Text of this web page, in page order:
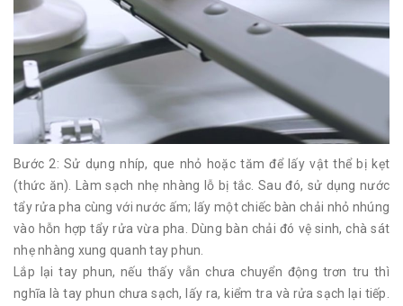
Bước 2: Sử dụng nhíp, que nhỏ hoặc tăm để lấy vật thể bị kẹt
(thức ăn). Làm sạch nhẹ nhàng lỗ bị tắc. Sau đó, sử dụng nước
tẩy rửa pha cùng với nước ấm; lấy một chiếc bàn chải nhỏ nhúng
vào hỗn hợp tẩy rửa vừa pha. Dùng bàn chải đó vệ sinh, chà sát
nhẹ nhàng xung quanh tay phun.
Lắp lại tay phun, nếu thấy vẫn chưa chuyển động trơn tru thì
nghĩa là tay phun chưa sạch, lấy ra, kiểm tra và rửa sạch lại tiếp.